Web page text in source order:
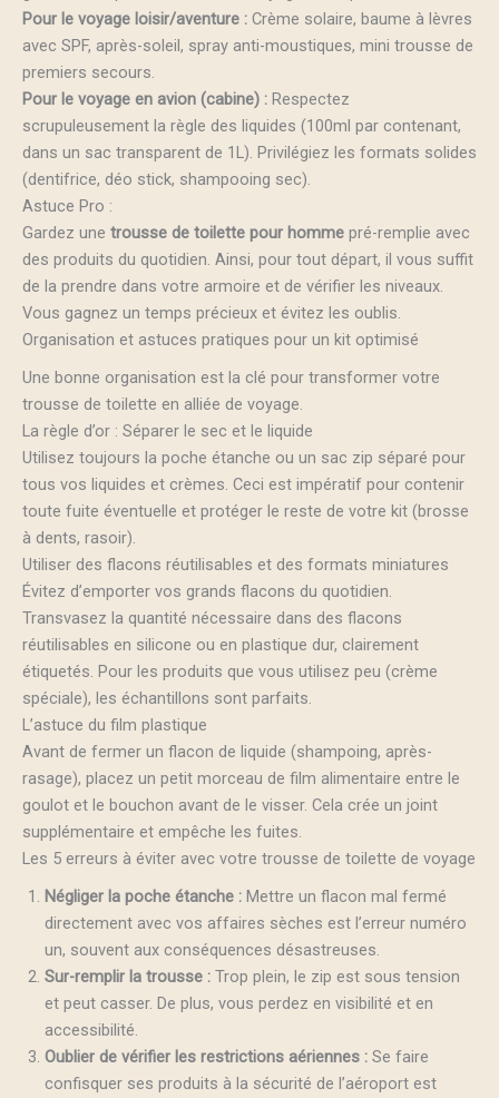
Pour le voyage loisir/aventure : Crème solaire, baume à lèvres
avec SPF, après-soleil, spray anti-moustiques, mini trousse de
premiers secours.
Pour le voyage en avion (cabine) : Respectez
scrupuleusement la règle des liquides (100ml par contenant,
dans un sac transparent de 1L). Privilégiez les formats solides
(dentifrice, déo stick, shampooing sec).
Astuce Pro :
Gardez une trousse de toilette pour homme pré-remplie avec
des produits du quotidien. Ainsi, pour tout départ, il vous suffit
de la prendre dans votre armoire et de vérifier les niveaux.
Vous gagnez un temps précieux et évitez les oublis.
Organisation et astuces pratiques pour un kit optimisé
Une bonne organisation est la clé pour transformer votre
trousse de toilette en alliée de voyage.
La règle d’or : Séparer le sec et le liquide
Utilisez toujours la poche étanche ou un sac zip séparé pour
tous vos liquides et crèmes. Ceci est impératif pour contenir
toute fuite éventuelle et protéger le reste de votre kit (brosse
à dents, rasoir).
Utiliser des flacons réutilisables et des formats miniatures
Évitez d’emporter vos grands flacons du quotidien.
Transvasez la quantité nécessaire dans des flacons
réutilisables en silicone ou en plastique dur, clairement
étiquetés. Pour les produits que vous utilisez peu (crème
spéciale), les échantillons sont parfaits.
L’astuce du film plastique
Avant de fermer un flacon de liquide (shampoing, après-
rasage), placez un petit morceau de film alimentaire entre le
goulot et le bouchon avant de le visser. Cela crée un joint
supplémentaire et empêche les fuites.
Les 5 erreurs à éviter avec votre trousse de toilette de voyage
Négliger la poche étanche : Mettre un flacon mal fermé
directement avec vos affaires sèches est l’erreur numéro
un, souvent aux conséquences désastreuses.
Sur-remplir la trousse : Trop plein, le zip est sous tension
et peut casser. De plus, vous perdez en visibilité et en
accessibilité.
Oublier de vérifier les restrictions aériennes : Se faire
confisquer ses produits à la sécurité de l’aéroport est